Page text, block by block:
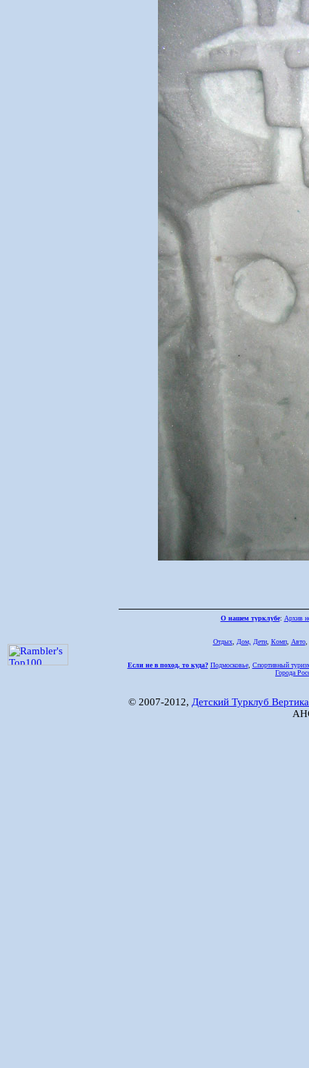
О нашем турклубе: Архив
Отдых, Дом, Дети, Комп, Авто,
Если не в поход, то куда? Подмосковье, Спортивный
Города
© 2007-2012, Детский Турклуб